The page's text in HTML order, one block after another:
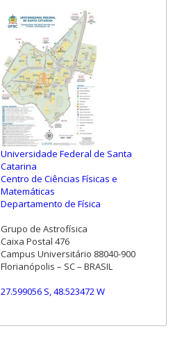
Universidade Federal de Santa
Catarina
Centro de Ciências Físicas e
Matemáticas
Departamento de Física
Grupo de Astrofísica
Caixa Postal 476
Campus Universitário 88040-900
Florianópolis – SC – BRASIL
27.599056 S, 48.523472 W